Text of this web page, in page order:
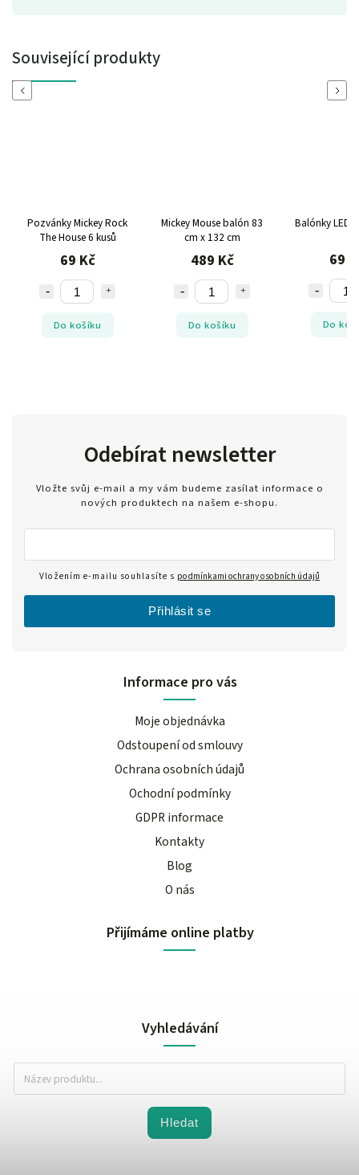
Související produkty
Previous
Pozvánky Mickey Rock
The House 6 kusů
69 Kč
Do košíku
Mickey Mouse balón 83
cm x 132 cm
489 Kč
Do košíku
Balónky LED
69
Do
Next
Informace pro vás
Moje objednávka
Odstoupení od smlouvy
Ochrana osobních údajů
Ochodní podmínky
GDPR informace
Kontakty
Blog
O nás
Přijímáme online platby
Vyhledávání
Hledat
Odebírat newsletter
Vložte svůj e-mail a my vám budeme zasílat informace o
nových produktech na našem e-shopu.
Vložením e-mailu souhlasíte s podmínkami ochrany osobních údajů
Přihlásit se